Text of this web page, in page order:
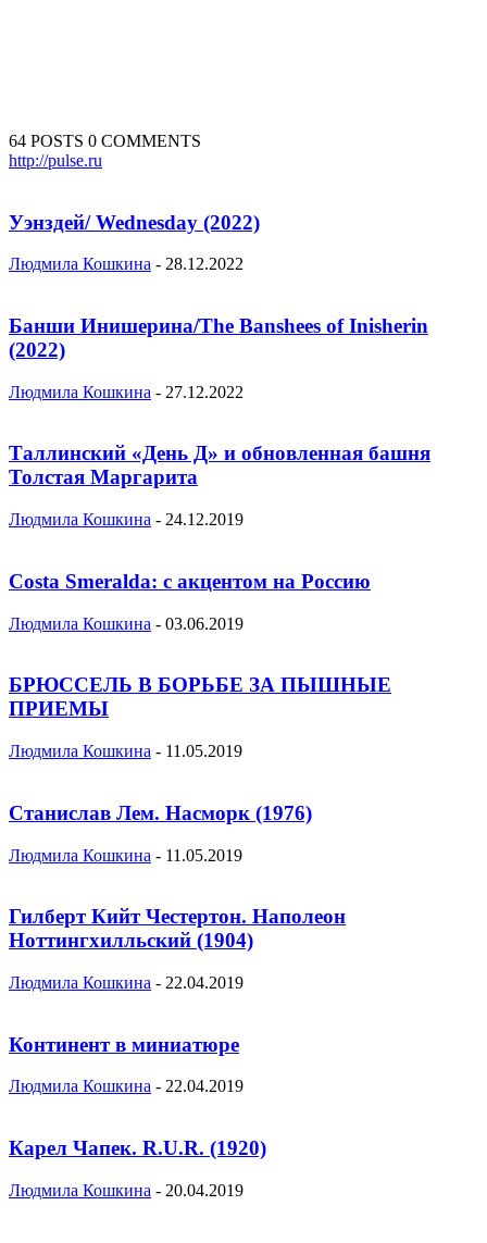
64 POSTS 0 COMMENTS
http://pulse.ru
Уэнздей/ Wednesday (2022)
Людмила Кошкина - 28.12.2022
Банши Инишерина/The Banshees of Inisherin
(2022)
Людмила Кошкина - 27.12.2022
Таллинский «День Д» и обновленная башня
Толстая Маргарита
Людмила Кошкина - 24.12.2019
Costa Smeralda: с акцентом на Россию
Людмила Кошкина - 03.06.2019
БРЮССЕЛЬ В БОРЬБЕ ЗА ПЫШНЫЕ
ПРИЕМЫ
Людмила Кошкина - 11.05.2019
Станислав Лем. Насморк (1976)
Людмила Кошкина - 11.05.2019
Гилберт Кийт Честертон. Наполеон
Ноттингхилльский (1904)
Людмила Кошкина - 22.04.2019
Континент в миниатюре
Людмила Кошкина - 22.04.2019
Карел Чапек. R.U.R. (1920)
Людмила Кошкина - 20.04.2019